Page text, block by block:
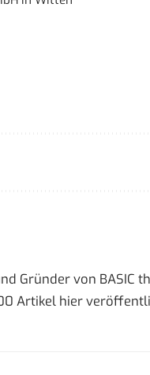
Gründer von BASIC
Artikel hier